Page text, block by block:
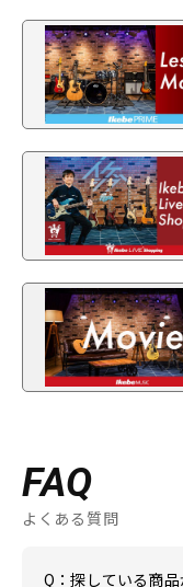
FAQ
よくある質問
Q：探している商